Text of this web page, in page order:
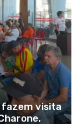
fazem visita